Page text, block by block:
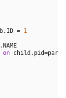
b.ID = 1
on